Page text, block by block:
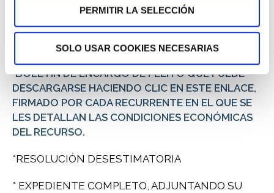
PERMITIR LA SELECCIÓN
SOLO USAR COOKIES NECESARIAS
785) (DNI 00403413Q)
Procurador: Marta Ureba Álvarez Ossorio
(Madrid, nº 42052) (DNI 31255902Y)
*BOLETIN DE ENCARGO DE PLEITO QUE PUEDE
DESCARGARSE HACIENDO CLIC EN ESTE ENLACE,
FIRMADO POR CADA RECURRENTE EN EL QUE SE
LES DETALLAN LAS CONDICIONES ECONÓMICAS
DEL RECURSO.
*RESOLUCIÓN DESESTIMATORIA
* EXPEDIENTE COMPLETO, ADJUNTANDO SU